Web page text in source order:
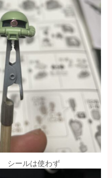
シールは使わず